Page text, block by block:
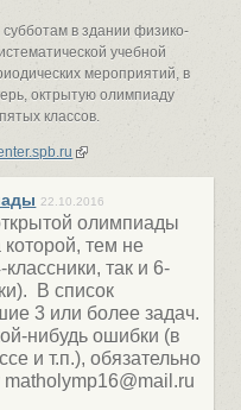
в здании физико-
учебной
мероприятий, в
октрытую олимпиаду
классов.
22.10.2016
олимпиады
тем не
так и 6-
В список
3 или более задач.
нибудь ошибки (в
и т.п.), обязательно